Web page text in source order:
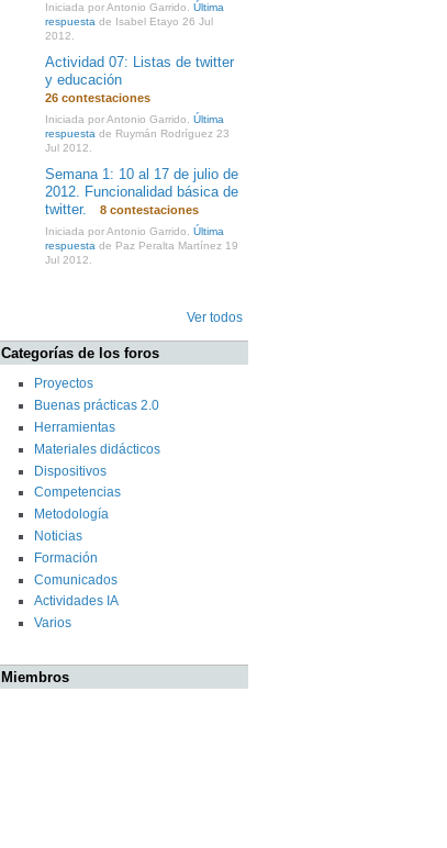
Iniciada por Antonio Garrido. Última
respuesta de Isabel Etayo 26 Jul
2012.
Actividad 07: Listas de twitter
y educación
26 contestaciones
Iniciada por Antonio Garrido. Última
respuesta de Ruymán Rodríguez 23
Jul 2012.
Semana 1: 10 al 17 de julio de
2012. Funcionalidad básica de
twitter.
8 contestaciones
Iniciada por Antonio Garrido. Última
respuesta de Paz Peralta Martínez 19
Jul 2012.
Ver todos
Categorías de los foros
Proyectos
Buenas prácticas 2.0
Herramientas
Materiales didácticos
Dispositivos
Competencias
Metodología
Noticias
Formación
Comunicados
Actividades IA
Varios
Miembros